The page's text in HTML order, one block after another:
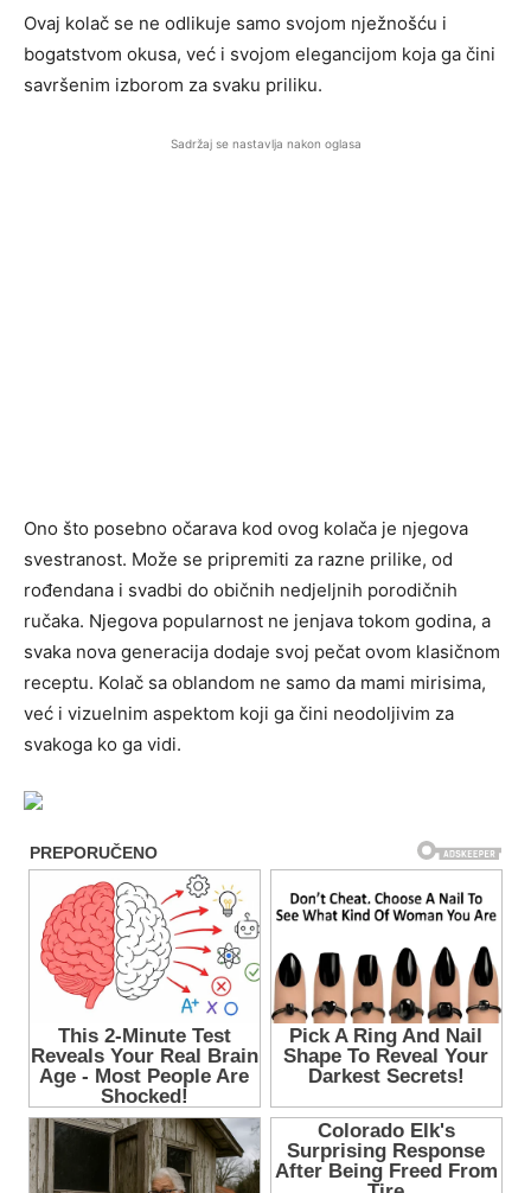
Ovaj kolač se ne odlikuje samo svojom nježnošću i
bogatstvom okusa, već i svojom elegancijom koja ga čini
savršenim izborom za svaku priliku.
Sadržaj se nastavlja nakon oglasa
Ono što posebno očarava kod ovog kolača je njegova
svestranost. Može se pripremiti za razne prilike, od
rođendana i svadbi do običnih nedjeljnih porodičnih
ručaka. Njegova popularnost ne jenjava tokom godina, a
svaka nova generacija dodaje svoj pečat ovom klasičnom
receptu. Kolač sa oblandom ne samo da mami mirisima,
već i vizuelnim aspektom koji ga čini neodoljivim za
svakoga ko ga vidi.